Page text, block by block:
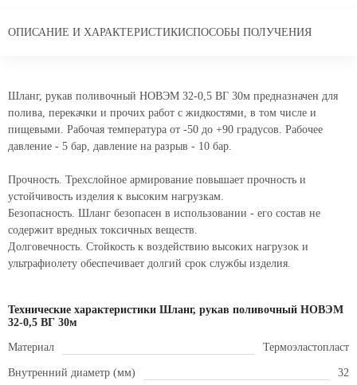
ОПИСАНИЕ И ХАРАКТЕРИСТИКИСПОСОБЫ ПОЛУЧЕНИЯ
Шланг, рукав поливочный НОВЭМ 32-0,5 ВГ 30м предназначен для
полива, перекачки и прочих работ с жидкостями, в том числе и
пищевыми. Рабочая температура от -50 до +90 градусов. Рабочее
давление - 5 бар, давление на разрыв - 10 бар.
Прочность. Трехслойное армирование повышает прочность и
устойчивость изделия к высоким нагрузкам.
Безопасность. Шланг безопасен в использовании - его состав не
содержит вредных токсичных веществ.
Долговечность. Стойкость к воздействию высоких нагрузок и
ультрафиолету обеспечивает долгий срок службы изделия.
Технические характеристики Шланг, рукав поливочный НОВЭМ
32-0,5 ВГ 30м
Материал Термоэластопласт
Внутренний диаметр (мм) 32